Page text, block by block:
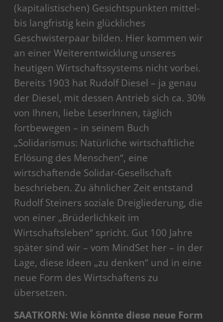
(kapitalistischen) Gesichtspunkten mittel-
bis langfristig kein glückliches
Geschwisterpaar bilden. Hier kommen wir
an einer Weiterentwicklung unseres
heutigen Wirtschaftssystems nicht vorbei.
Bereits 1903 hat Rudolf Diesel – ja genau
der Diesel, mit dessen Antrieb sich ca. 30%
von Ihnen, liebe LeserInnen, täglich
fortbewegen – in seinem Buch
„Solidarismus: Natürliche wirtschaftliche
Erlösung des Menschen“, eine
wirtschaftende Solidar-Gesellschaft
beschrieben. Zu ähnlicher Zeit entstand
Rudolf Steiners soziale Dreigliederung, die
von einer „Brüderlichkeit im
Wirtschaftsleben“ spricht. Gut 100 Jahre
später sind wir – vom MindSet her – in der
Lage, diese Ideen „zu denken“ und in eine
neue Form des Wirtschaftens zu
übersetzen.
SAATKORN: Wie könnte diese neue Form